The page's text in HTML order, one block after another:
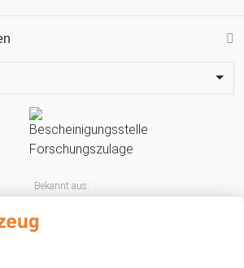
Bekannt aus: